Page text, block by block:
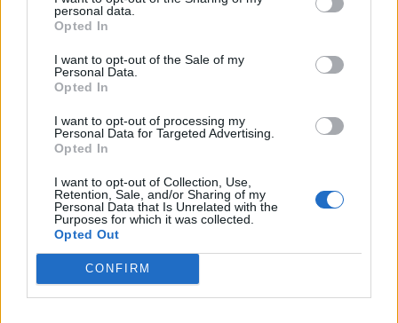
personal data.
Opted In
I want to opt-out of the Sale of my
Personal Data.
Opted In
I want to opt-out of processing my
Personal Data for Targeted Advertising.
Opted In
I want to opt-out of Collection, Use,
Retention, Sale, and/or Sharing of my
Personal Data that Is Unrelated with the
Purposes for which it was collected.
Opted Out
CONFIRM
10 tanács, ha jobban akarod érezni magad
Egy ház, amely a tengerre és a fényre
A családok, akik soha nem hagyták abba